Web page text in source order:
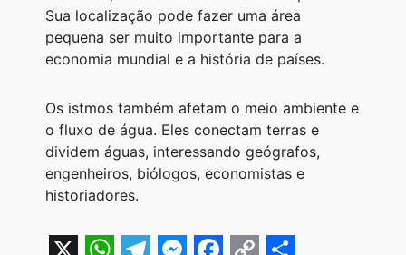
Sua localização pode fazer uma área
pequena ser muito importante para a
economia mundial e a história de países.
Os istmos também afetam o meio ambiente e
o fluxo de água. Eles conectam terras e
dividem águas, interessando geógrafos,
engenheiros, biólogos, economistas e
historiadores.